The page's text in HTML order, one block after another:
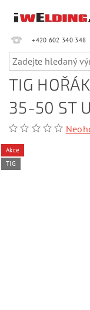
+420 602 340 348‎‎
TIG
35-50 ST
Akce
TIG